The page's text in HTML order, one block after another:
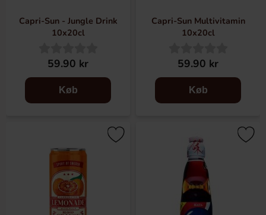
Capri-Sun - Jungle Drink
10x20cl
59.90 kr
Køb
Capri-Sun Multivitamin
10x20cl
59.90 kr
Køb